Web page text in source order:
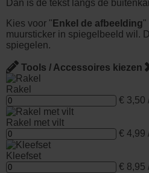
Dan is de tekst langs de
Kies voor " Enkel de afbeelding"
muursticker in spiegelbeeld wil.
spiegelen.
Tools / Accessoires kiezen
Rakel
€ 3,50
Rakel met vilt
€ 4,99
Kleefset
€ 8,95